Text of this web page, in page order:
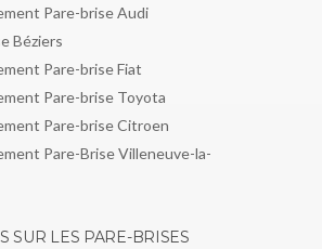
Pare-brise Audi
Béziers
Pare-brise Fiat
Pare-brise Toyota
Pare-brise Citroen
Pare-Brise Villeneuve-la-
SUR LES PARE-BRISES